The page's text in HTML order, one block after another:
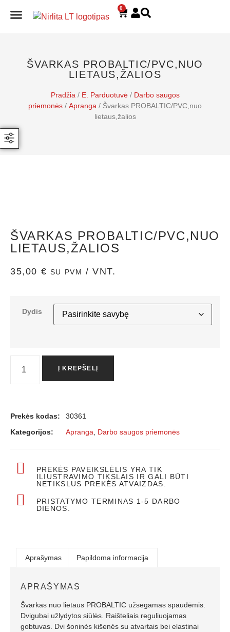
0
ŠVARKAS PROBALTIC/PVC,NUO
LIETAUS,ŽALIOS
Pradžia / E. Parduotuvė/ Darbo saugos
priemonės / Apranga / Švarkas PROBALTIC/PVC,nuo
lietaus,žalios
ŠVARKAS PROBALTIC/PVC,NUO
LIETAUS,ŽALIOS
35,00 € SU PVM / VNT.
Dydis
Į KREPŠELĮ
Prekės kodas:
30361
Kategorijos:
Apranga Darbo saugos priemonės
PREKĖS PAVEIKSLĖLIS YRA TIK
ILIUSTRAVIMO TIKSLAIS IR GALI BŪTI
NETIKSLUS PREKĖS ATVAIZDAS.
PRISTATYMO TERMINAS 1-5 DARBO
DIENOS.
Aprašymas Papildoma informacija
APRAŠYMAS
Švarkas nuo lietaus PROBALTIC užsegamas spaudėmis.
Dvigubai užlydytos siūlės. Raišteliais reguliuojamas
gobtuvas. Dvi šoninės kišenės su atvartais bei elastinai